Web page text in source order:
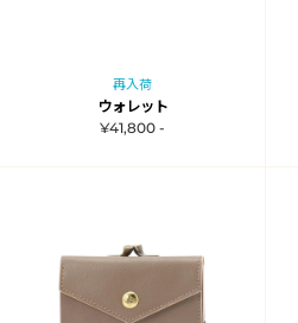
再入荷
ウォレット
¥41,800 -